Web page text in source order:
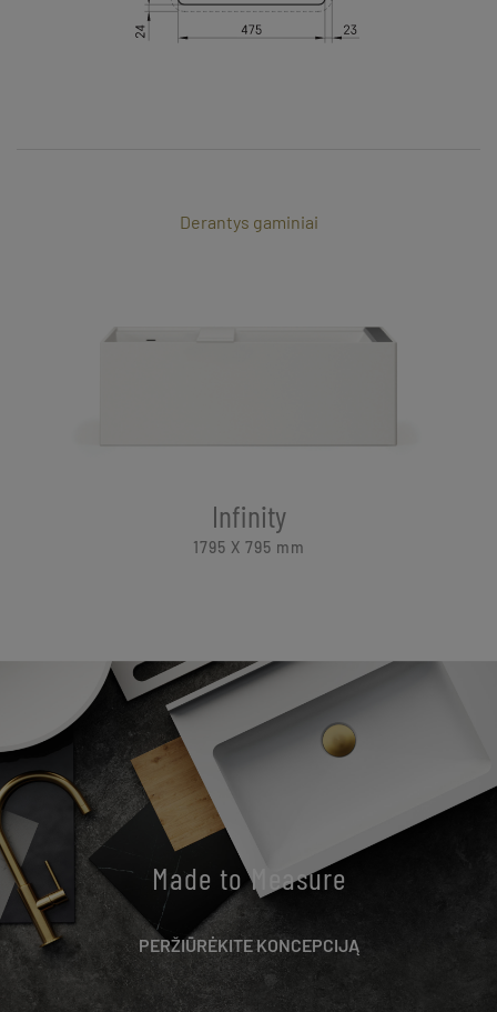
Derantys gaminiai
Infinity
1795 X 795 mm
Made to Measure
PERŽIŪRĖKITE KONCEPCIJĄ